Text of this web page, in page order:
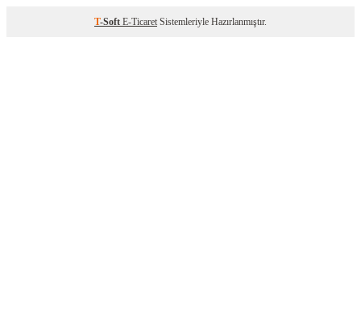
T-Soft E-Ticaret Sistemleriyle Hazırlanmıştır.